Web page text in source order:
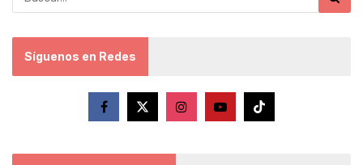
Síguenos en Redes